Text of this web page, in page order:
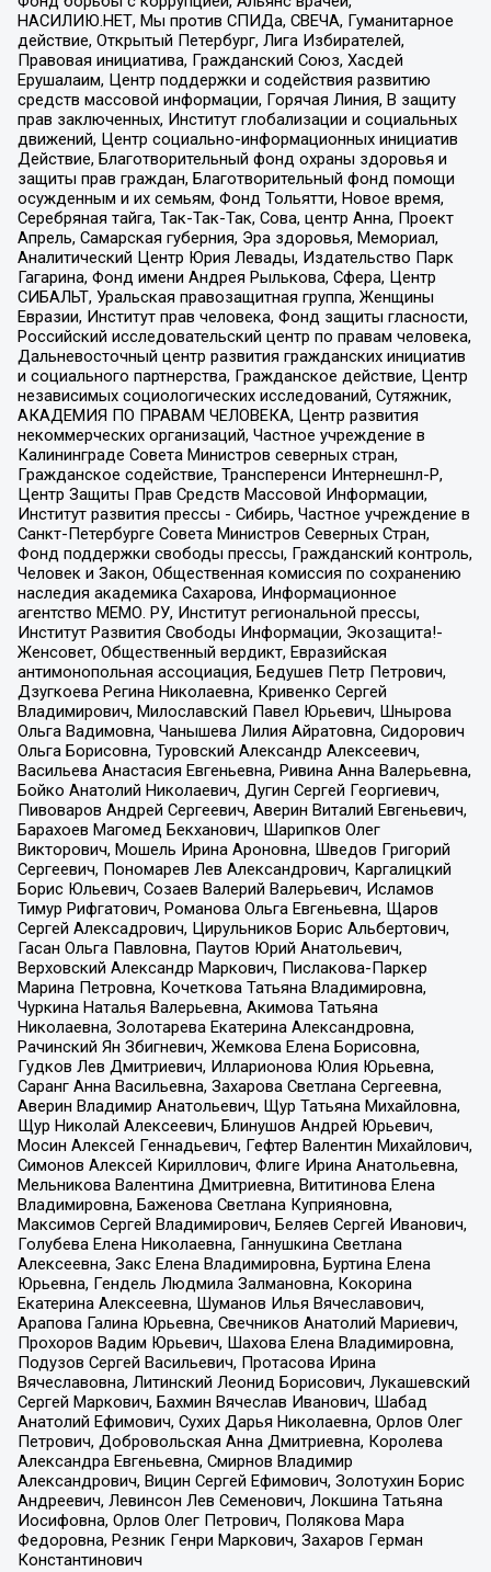
НАСИЛИЮ.НЕТ, Мы против СПИДа, СВЕЧА, Гуманитарное
действие, Открытый Петербург, Лига Избирателей,
Правовая инициатива, Гражданский Союз, Хасдей
Ерушалаим, Центр поддержки и содействия развитию
средств массовой информации, Горячая Линия, В защиту
прав заключенных, Институт глобализации и социальных
движений, Центр социально-информационных инициатив
Действие, Благотворительный фонд охраны здоровья и
защиты прав граждан, Благотворительный фонд помощи
осужденным и их семьям, Фонд Тольятти, Новое время,
Серебряная тайга, Так-Так-Так, Сова, центр Анна, Проект
Апрель, Самарская губерния, Эра здоровья, Мемориал,
Аналитический Центр Юрия Левады, Издательство Парк
Гагарина, Фонд имени Андрея Рылькова, Сфера, Центр
СИБАЛЬТ, Уральская правозащитная группа, Женщины
Евразии, Институт прав человека, Фонд защиты гласности,
Российский исследовательский центр по правам человека,
Дальневосточный центр развития гражданских инициатив
и социального партнерства, Гражданское действие, Центр
независимых социологических исследований, Сутяжник,
АКАДЕМИЯ ПО ПРАВАМ ЧЕЛОВЕКА, Центр развития
некоммерческих организаций, Частное учреждение в
Калининграде Совета Министров северных стран,
Гражданское содействие, Трансперенси Интернешнл-Р,
Центр Защиты Прав Средств Массовой Информации,
Институт развития прессы - Сибирь, Частное учреждение в
Санкт-Петербурге Совета Министров Северных Стран,
Фонд поддержки свободы прессы, Гражданский контроль,
Человек и Закон, Общественная комиссия по сохранению
наследия академика Сахарова, Информационное
агентство МЕМО. РУ, Институт региональной прессы,
Институт Развития Свободы Информации, Экозащита!-
Женсовет, Общественный вердикт, Евразийская
антимонопольная ассоциация, Бедушев Петр Петрович,
Дзугкоева Регина Николаевна, Кривенко Сергей
Владимирович, Милославский Павел Юрьевич, Шнырова
Ольга Вадимовна, Чанышева Лилия Айратовна, Сидорович
Ольга Борисовна, Туровский Александр Алексеевич,
Васильева Анастасия Евгеньевна, Ривина Анна Валерьевна,
Бойко Анатолий Николаевич, Дугин Сергей Георгиевич,
Пивоваров Андрей Сергеевич, Аверин Виталий Евгеньевич,
Барахоев Магомед Бекханович, Шарипков Олег
Викторович, Мошель Ирина Ароновна, Шведов Григорий
Сергеевич, Пономарев Лев Александрович, Каргалицкий
Борис Юльевич, Созаев Валерий Валерьевич, Исламов
Тимур Рифгатович, Романова Ольга Евгеньевна, Щаров
Сергей Алексадрович, Цирульников Борис Альбертович,
Гасан Ольга Павловна, Паутов Юрий Анатольевич,
Верховский Александр Маркович, Пислакова-Паркер
Марина Петровна, Кочеткова Татьяна Владимировна,
Чуркина Наталья Валерьевна, Акимова Татьяна
Николаевна, Золотарева Екатерина Александровна,
Рачинский Ян Збигневич, Жемкова Елена Борисовна,
Гудков Лев Дмитриевич, Илларионова Юлия Юрьевна,
Саранг Анна Васильевна, Захарова Светлана Сергеевна,
Аверин Владимир Анатольевич, Щур Татьяна Михайловна,
Щур Николай Алексеевич, Блинушов Андрей Юрьевич,
Мосин Алексей Геннадьевич, Гефтер Валентин Михайлович,
Симонов Алексей Кириллович, Флиге Ирина Анатольевна,
Мельникова Валентина Дмитриевна, Вититинова Елена
Владимировна, Баженова Светлана Куприяновна,
Максимов Сергей Владимирович, Беляев Сергей Иванович,
Голубева Елена Николаевна, Ганнушкина Светлана
Алексеевна, Закс Елена Владимировна, Буртина Елена
Юрьевна, Гендель Людмила Залмановна, Кокорина
Екатерина Алексеевна, Шуманов Илья Вячеславович,
Арапова Галина Юрьевна, Свечников Анатолий Мариевич,
Прохоров Вадим Юрьевич, Шахова Елена Владимировна,
Подузов Сергей Васильевич, Протасова Ирина
Вячеславовна, Литинский Леонид Борисович, Лукашевский
Сергей Маркович, Бахмин Вячеслав Иванович, Шабад
Анатолий Ефимович, Сухих Дарья Николаевна, Орлов Олег
Петрович, Добровольская Анна Дмитриевна, Королева
Александра Евгеньевна, Смирнов Владимир
Александрович, Вицин Сергей Ефимович, Золотухин Борис
Андреевич, Левинсон Лев Семенович, Локшина Татьяна
Иосифовна, Орлов Олег Петрович, Полякова Мара
Федоровна, Резник Генри Маркович, Захаров Герман
Константинович